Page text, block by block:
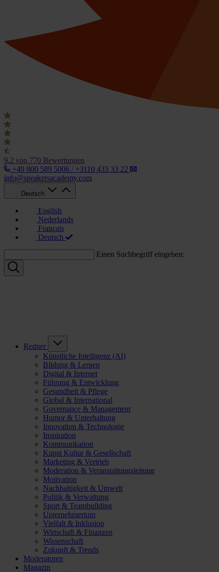
9.2 von 770 Bewertungen
+49 800 589 5006 / +3110 433 33 22
info@speakersacademy.com
Deutsch
English
Nederlands
Français
Deutsch
Einen Suchbegriff eingeben:
Redner
Künstliche Intelligenz (AI)
Bildung & Lernen
Digital & Internet
Führung & Entwicklung
Gesundheit & Pflege
Global & International
Governance & Management
Humor & Unterhaltung
Innovation & Technologie
Inspiration
Kommunikation
Kunst Kultur & Gesellschaft
Marketing & Vertrieb
Moderation & Veranstaltungsleitung
Motivation
Nachhaltigkeit & Umwelt
Politik & Verwaltung
Sport & Teambuilding
Unternehmertum
Vielfalt & Inklusion
Wirtschaft & Finanzen
Wissenschaft
Zukunft & Trends
Moderatoren
Magazin